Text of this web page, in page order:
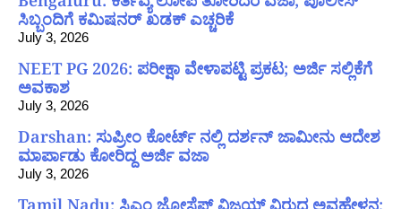
ಸಿಬ್ಬಂದಿಗೆ ಕಮಿಷನರ್ ಖಡಕ್ ಎಚ್ಚರಿಕೆ
July 3, 2026
NEET PG 2026: ಪರೀಕ್ಷಾ ವೇಳಾಪಟ್ಟಿ ಪ್ರಕಟ; ಅರ್ಜಿ ಸಲ್ಲಿಕೆಗೆ
ಅವಕಾಶ
July 3, 2026
Darshan: ಸುಪ್ರೀಂ ಕೋರ್ಟ್ ನಲ್ಲಿ ದರ್ಶನ್ ಜಾಮೀನು ಆದೇಶ
ಮಾರ್ಪಾಡು ಕೋರಿದ್ದ ಅರ್ಜಿ ವಜಾ
July 3, 2026